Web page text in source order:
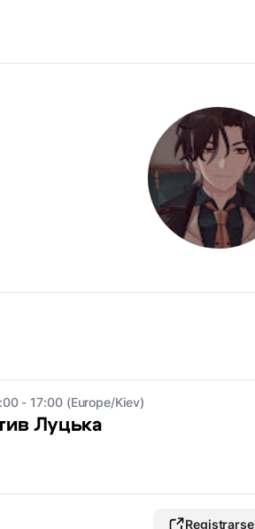
- 17:00 (Europe/Kiev)
Луцька
Registrarse